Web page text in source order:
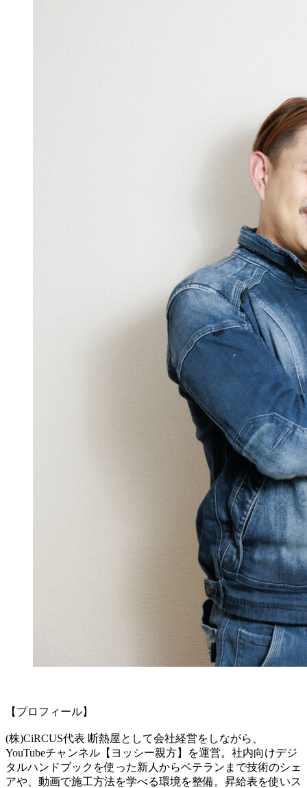
【プロフィール】
(株)CiRCUS代表 断熱屋として会社経営をしながら、
YouTubeチャンネル【ヨッシー親方】を運営。社内向けデジ
タルハンドブックを使った新人からベテランまで技術のシェ
アや、動画で施工方法を学べる環境を整備。昇給表を使いス